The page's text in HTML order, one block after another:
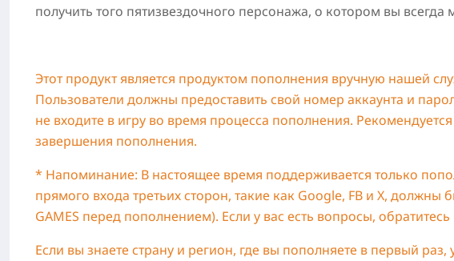
получить того пятизвездочного персонажа, о котором вы всегда
Этот продукт является продуктом пополнения вручную нашей
Пользователи должны предоставить свой номер аккаунта и
не входите в игру во время процесса пополнения.
завершения пополнения.
* Напоминание: В настоящее время поддерживается только
прямого входа третьих сторон, такие как Google, FB и X,
GAMES перед пополнением). Если у вас есть вопросы,
Если вы знаете страну и регион, где вы пополняете в первый